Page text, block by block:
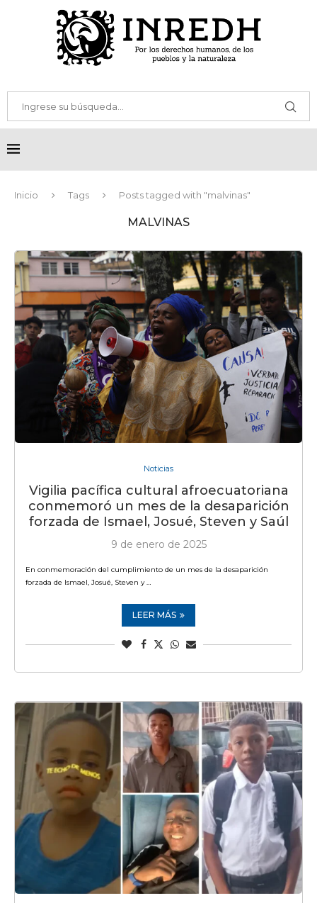
Inicio Tags Posts tagged with "malvinas"
MALVINAS
Noticias
Vigilia pacífica cultural afroecuatoriana
conmemoró un mes de la desaparición
forzada de Ismael, Josué, Steven y Saúl
9 de enero de 2025
En conmemoración del cumplimiento de un mes de la desaparición
forzada de Ismael, Josué, Steven y …
LEER MÁS